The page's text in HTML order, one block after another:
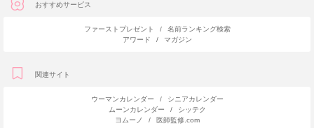
おすすめサービス
ファーストプレゼント /
名前ランキング検索
アワード
/ マガジン
関連サイト
ウーマンカレンダー /
シニアカレンダー
ムーンカレンダー
/
シッテク
ヨムーノ
/ 医師監修.com